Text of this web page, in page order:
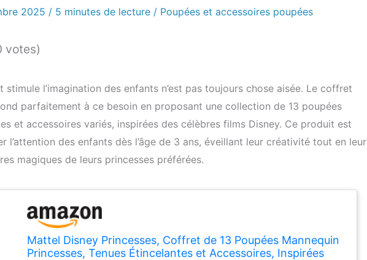
2025 / 5 minutes de lecture / Poupées et accessoires poupées
votes)
l’imagination des enfants n’est pas toujours chose aisée. Le coffret
parfaitement à ce besoin en proposant une collection de 13 poupées
et accessoires variés, inspirées des célèbres films Disney. Ce produit est
l’attention des enfants dès l’âge de 3 ans, éveillant leur créativité tout en leur
magiques de leurs princesses préférées.
Mattel Disney Princesses, Coffret de 13 Poupées Mannequin
Princesses, Tenues Étincelantes et Accessoires, Inspirées